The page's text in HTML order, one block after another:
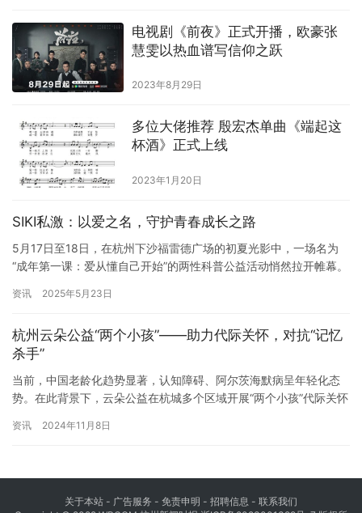
电视剧《前夜》正式开播，欧豪张
慧雯以热血谱写信仰之跃
2023年8月29日
多位大佬推荐 殷宏杰单曲《端起这
杯酒》正式上线
2023年1月20日
SIKI私激：以爱之名，守护青春成长之路
5月17日至18日，在杭州下沙福雷德广场的初夏光影中，一场名为
“成年第一课：爱从懂自己开始”的两性科普公益活动悄然拉开帷幕。
科学与温度并存的成长仪式。短短两日间，活动吸引了超1000人参
认知与健康责任的启蒙——成年不再是模糊的年龄符号…
资讯 2025年5月23日
杭州云朵公益“两个小孩”——助力代际关怀，对抗“记忆
杀手”
当前，中国老龄化趋势显著，认知障碍、阿尔茨海默病呈年轻化态
势。在此背景下，云朵公益在杭城多个区域开展“两个小孩”代际关怀
指出：长期缺乏活动和沟通，容易导致思维能力、行动能力的退
资讯 2024年11月8日
关于本站 - 广告服务 - 免责申明 - 招聘信息 - 联系我们